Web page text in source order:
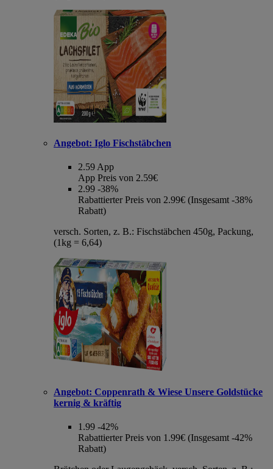
Angebot: Iglo Fischstäbchen
2.59App
App Preis von 2.59€
2.99 -38%
Rabattierter Preis von 2.99€ (Insgesamt -38%
Rabatt)
versch. Sorten, z. B.: Fischstäbchen 450g, Packung,
(1kg = 6,64)
Angebot: Coppenrath & Wiese Unsere Goldstücke
kernig & kräftig
1.99 -42%
Rabattierter Preis von 1.99€ (Insgesamt -42%
Rabatt)